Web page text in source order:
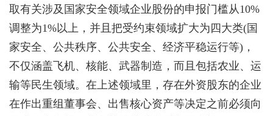
取有关涉及国家安全领域企业股份的申报门槛从10%
调整为1%以上，并且把受约束领域扩大为四大类(国
家安全、公共秩序、公共安全、经济平稳运行等)，
不仅涵盖飞机、核能、武器制造，而且包括农业、运
输等民生领域。在上述领域里，存在外资股东的企业
在作出重组董事会、出售核心资产等决定之前必须向